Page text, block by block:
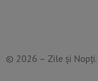
© 2026 – Zile și